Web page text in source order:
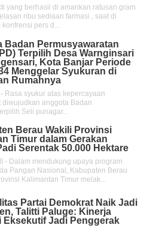
yang berhasil di amankan ratusan gram
ribu sediaan farmasi , saat di
pers d...
Badan Permusyawaratan
Terpilih Desa Warnginsari
Kota Banjar Periode
Menggelar Syukuran di
Rumahnya
- Rasa syukur atas kepercayaan
diwujudkan anggota Badan
Seli punagar...
Berau Wakili Provinsi
Timur dalam Gerakan
Serentak 50.000 Hektare
- Dalam mendukung upaya program
Pangan Nasional, Kabupaten Berau
Kalimantan Timur melak...
Partai Demokrat Naik Jadi
Talitti Paluge: Kinerja
Eksekutif Jadi Penggerak